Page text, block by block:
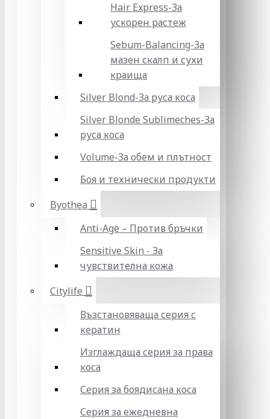
Hair Express-За
ускорен растеж
Sebum-Balancing-За
мазен скалп и сухи
краища
Silver Blond-За руса коса
Silver Blonde Sublіmeches-За
руса коса
Volume-За обем и плътност
Боя и технически продукти
Byothea
Anti-Age – Против бръчки
Sensitive Skin - За
чувствителна кожа
Citylife
Възстановяваща серия с
кератин
Изглаждаща серия за права
коса
Серия за боядисана коса
Серия за ежедневна